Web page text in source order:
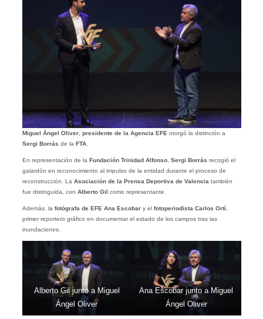
Miguel Ángel Oliver, presidente de la Agencia EFEotorgó la distinción a
Sergi Borrás de la FTA.
En representación de la Fundación Trinidad Alfonso, Sergi Borrás recogió el
galardón en reconocimiento al impulso de la entidad durante el proceso de
reconstrucción. La Asociación de la Prensa Deportiva de Valenciatambién
fue distinguida, con Alberto Gil como representante.
Además, la fotógrafa de EFE Ana Escobary el fotoperiodista Carlos Ortí,
primer reportero gráfico en documentar el estado de los campos tras las
inundaciones.
Alberto Gil junto a Miguel
Ángel Oliver
Ana Escobar junto a Miguel
Ángel Oliver